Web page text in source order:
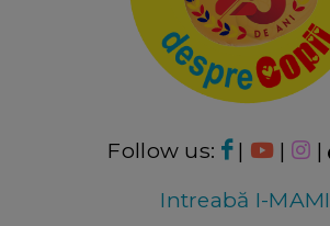
Follow us: | | |
Intreabă I-MAMI